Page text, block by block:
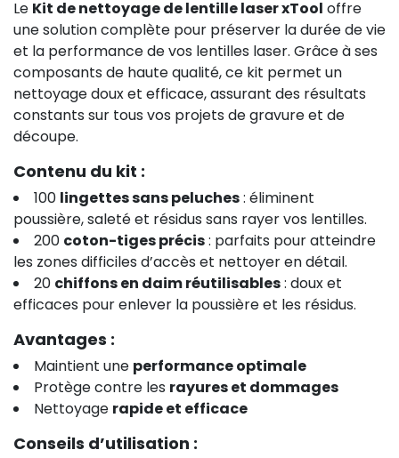
Le Kit de nettoyage de lentille laser xTool offre
une solution complète pour préserver la durée de vie
et la performance de vos lentilles laser. Grâce à ses
composants de haute qualité, ce kit permet un
nettoyage doux et efficace, assurant des résultats
constants sur tous vos projets de gravure et de
découpe.
Contenu du kit :
100 lingettes sans peluches: éliminent
poussière, saleté et résidus sans rayer vos lentilles.
200 coton-tiges précis: parfaits pour atteindre
les zones difficiles d’accès et nettoyer en détail.
20 chiffons en daim réutilisables: doux et
efficaces pour enlever la poussière et les résidus.
Avantages :
Maintient une performance optimale
Protège contre les rayures et dommages
Nettoyage rapide et efficace
Conseils d’utilisation :